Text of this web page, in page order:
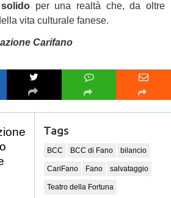
per una realtà che, da oltre
vita culturale fanese.
Carifano
Tags
BCC BCC di Fano bilancio
CariFano Fano salvataggio
Teatro della Fortuna